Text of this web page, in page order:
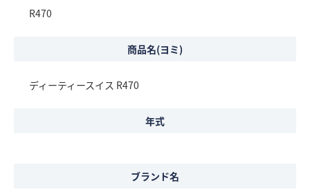
R470
商品名(ヨミ)
ディーティースイス R470
年式
ブランド名